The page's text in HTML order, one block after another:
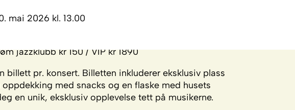
jazzklubb kr 150 / VIP kr 1890
billett pr. konsert. Billetten inkluderer eksklusiv plass
med snacks og en flaske med husets
en unik, eksklusiv opplevelse tett på musikerne.
mai 2026 kl. 13.00